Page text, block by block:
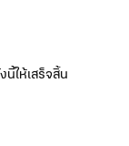
ให้เสร็จสิ้น